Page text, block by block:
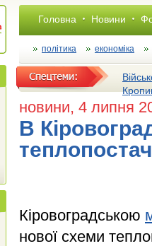
Головна Новини
політика економіка
новини, 4 липня
В
Кіровоградською
нової схеми